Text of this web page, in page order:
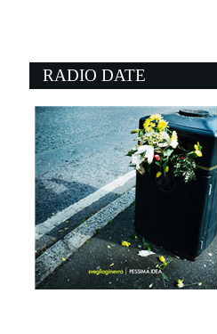
11:36:59
THE OFFSPRING
Wabi Sabi Worldwide,
11:51:20
I Don't Mind
SEM JACOBS,
FUNKiMAN (-)
RADIO DATE